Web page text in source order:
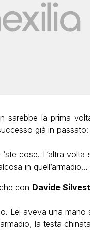
sarebbe la prima
già in passato:
cose. L’altra volta
in quell’armadio…
con Davide
Lei aveva una mano
la testa